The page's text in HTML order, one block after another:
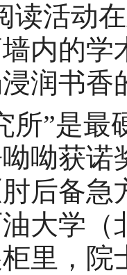
读活动
内的学
润书香
”是最
呦呦获
后备急
大学
里，院